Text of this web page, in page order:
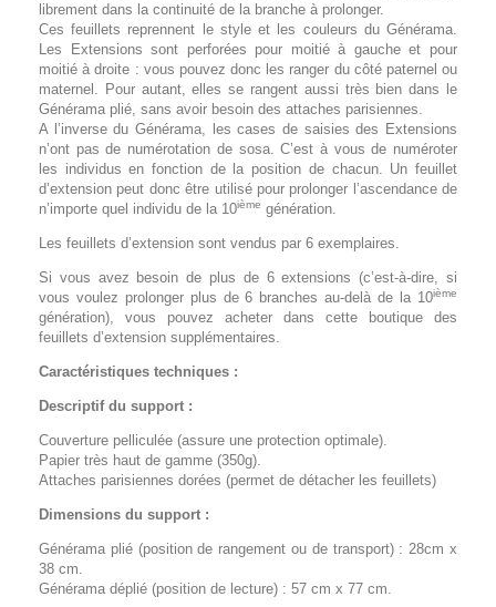
librement dans la continuité de la branche à prolonger.
Ces feuillets reprennent le style et les couleurs du Générama.
Les Extensions sont perforées pour moitié à gauche et pour
moitié à droite : vous pouvez donc les ranger du côté paternel ou
maternel. Pour autant, elles se rangent aussi très bien dans le
Générama plié, sans avoir besoin des attaches parisiennes.
A l’inverse du Générama, les cases de saisies des Extensions
n’ont pas de numérotation de sosa. C’est à vous de numéroter
les individus en fonction de la position de chacun. Un feuillet
d’extension peut donc être utilisé pour prolonger l’ascendance de
n’importe quel individu de la 10ième génération.
Les feuillets d’extension sont vendus par 6 exemplaires.
Si vous avez besoin de plus de 6 extensions (c’est-à-dire, si
vous voulez prolonger plus de 6 branches au-delà de la 10ième
génération), vous pouvez acheter dans cette boutique des
feuillets d’extension supplémentaires.
Caractéristiques techniques :
Descriptif du support :
Couverture pelliculée (assure une protection optimale).
Papier très haut de gamme (350g).
Attaches parisiennes dorées (permet de détacher les feuillets)
Dimensions du support :
Générama plié (position de rangement ou de transport) : 28cm x
38 cm.
Générama déplié (position de lecture) : 57 cm x 77 cm.